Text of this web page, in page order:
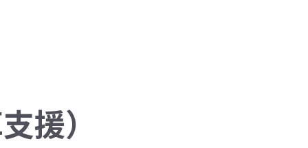
援）